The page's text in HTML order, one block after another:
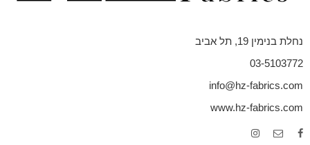
נחלת בנימין 19, תל אביב
03-5103772
info@hz-fabrics.com
www.hz-fabrics.com